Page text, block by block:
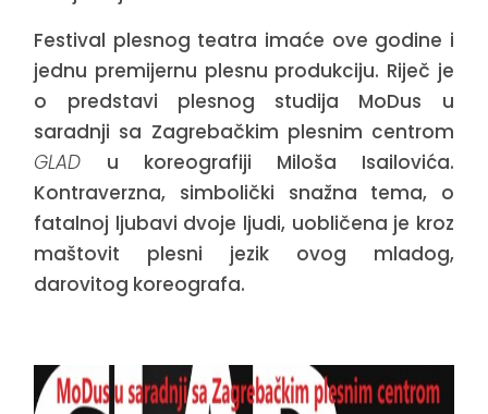
Festival plesnog teatra imaće ove godine i
jednu premijernu plesnu produkciju. Riječ je
o predstavi plesnog studija MoDus u
saradnji sa Zagrebačkim plesnim centrom
GLAD u koreografiji Miloša Isailovića.
Kontraverzna, simbolički snažna tema, o
fatalnoj ljubavi dvoje ljudi, uobličena je kroz
maštovit plesni jezik ovog mladog,
darovitog koreografa.